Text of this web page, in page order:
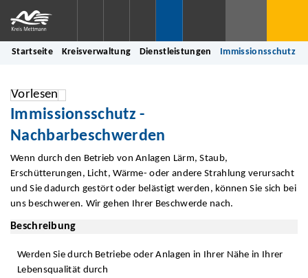
Startseite Kreisverwaltung Dienstleistungen Immissionsschutz -
Vorlesen
Immissionsschutz -
Nachbarbeschwerden
Wenn durch den Betrieb von Anlagen Lärm, Staub,
Erschütterungen, Licht, Wärme- oder andere Strahlung verursacht
und Sie dadurch gestört oder belästigt werden, können Sie sich bei
uns beschweren. Wir gehen Ihrer Beschwerde nach.
Beschreibung
Werden Sie durch Betriebe oder Anlagen in Ihrer Nähe in Ihrer
Lebensqualität durch